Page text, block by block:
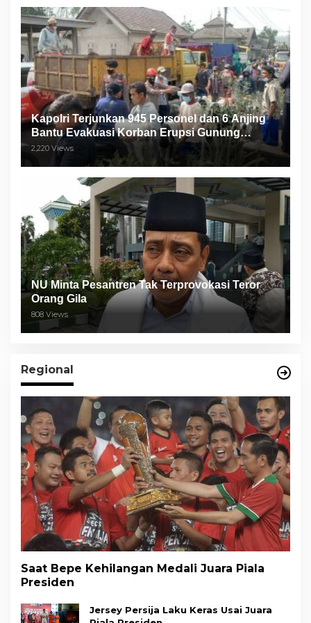
Kapolri Terjunkan 945 Personel dan 6 Anjing
Bantu Evakuasi Korban Erupsi Gunung
Semeru
2,220 Views
NU Minta Pesantren Tak Terprovokasi Teror
Orang Gila
808 Views
Regional
Saat Bepe Kehilangan Medali Juara Piala
Presiden
Jersey Persija Laku Keras Usai Juara